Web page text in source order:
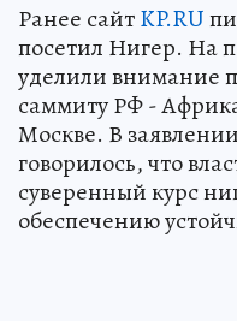
Ранее сайтKP.RU
посетил Нигер. На
уделили внимание
саммиту РФ -
Москве. В
говорилось, что
суверенный курс
обеспечению